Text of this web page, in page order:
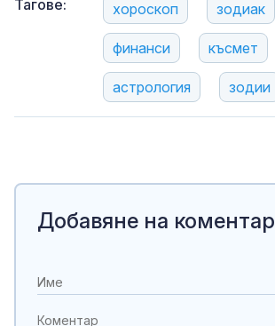
Тагове: хороскоп зодиак
финанси късмет
астрология зодии
Добавяне на коментар